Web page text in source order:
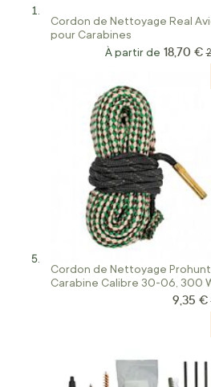
Cordon de Nettoyage Real
pour Carabines
À partir de 18,70 €
Cordon de Nettoyage
Carabine Calibre 30-06, 300
Prix
9,35 €